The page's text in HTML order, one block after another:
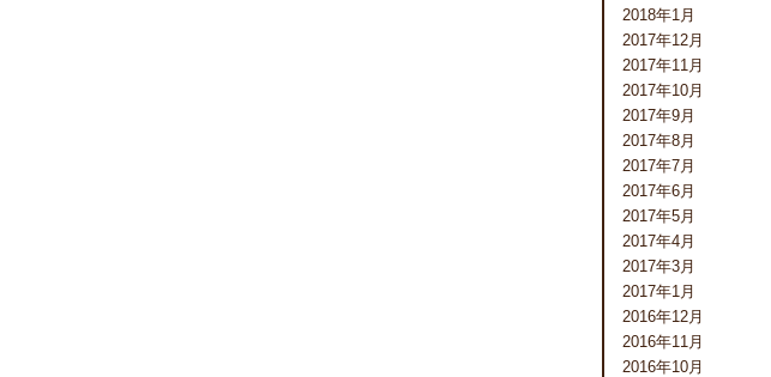
2018年1月
2017年12月
2017年11月
2017年10月
2017年9月
2017年8月
2017年7月
2017年6月
2017年5月
2017年4月
2017年3月
2017年1月
2016年12月
2016年11月
2016年10月